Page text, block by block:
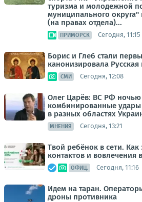
туризма и молодежной
муниципального
(на правах отдела)...
ПРИМОРСК Сегодня, 11:15
Борис и Глеб стали
канонизировала Русская
СМИ Сегодня, 12:08
Олег Царёв: ВС РФ ночью
комбинированные
в разных областях
МНЕНИЯ Сегодня, 13:21
Твой ребёнок в сети.
контактов и вовлечения
ОФИЦ. Сегодня, 11:16
Идем на таран.
дроны противника